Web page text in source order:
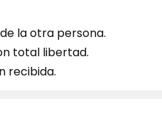
la otra persona.
total libertad.
recibida.